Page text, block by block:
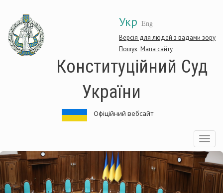
основного
матеріалу
Укр Eng
Версія для людей з вадами зору
Пошук Мапа сайту
Конституційний Суд
України
Офіційний вебсайт
Toggle